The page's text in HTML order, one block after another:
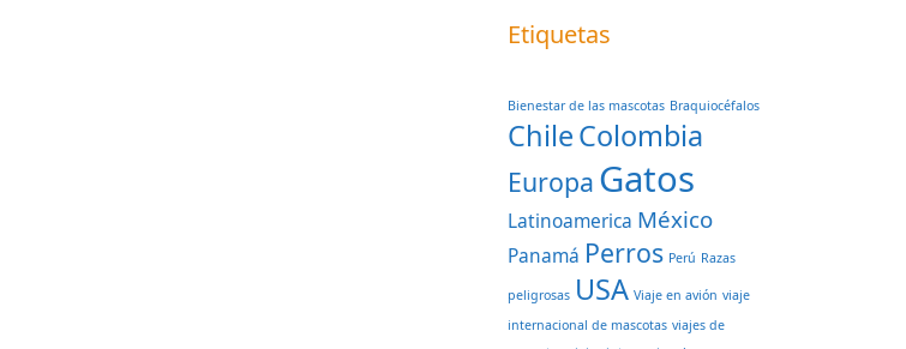
Etiquetas
Bienestar de las mascotas Braquiocéfalos
ChileColombia
Europa Gatos
Latinoamerica México
Panamá Perros Perú Razas
peligrosas USA Viaje en avión viaje
internacional de mascotas viajes de